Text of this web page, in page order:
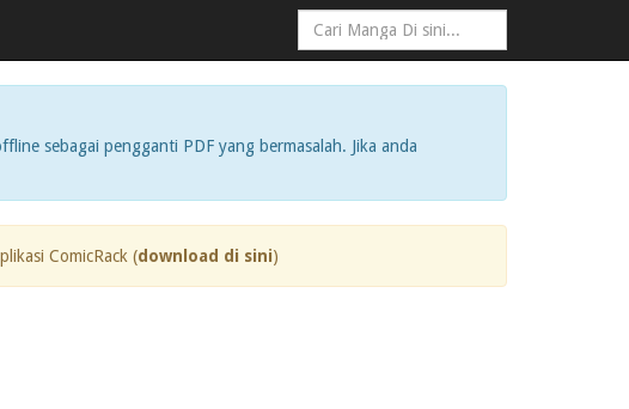
sebagai pengganti PDF yang bermasalah. Jika anda
ComicRack (download di sini)